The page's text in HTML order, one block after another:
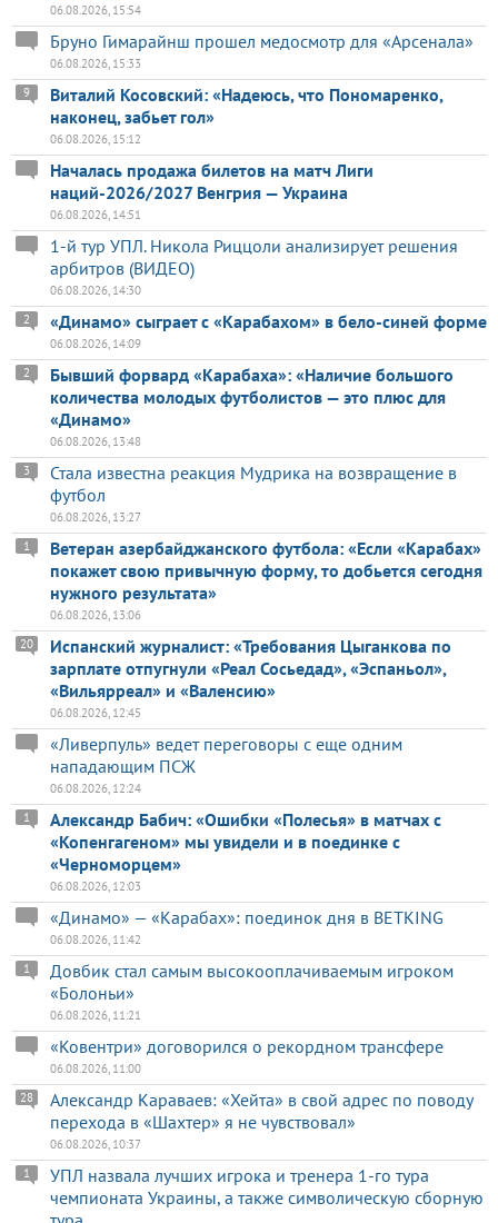
06.08.2026, 15:54
Бруно Гимарайнш прошел медосмотр для «Арсенала»
06.08.2026, 15:33
Виталий Косовский: «Надеюсь, что Пономаренко,
наконец, забьет гол»
9
06.08.2026, 15:12
Началась продажа билетов на матч Лиги
наций-2026/2027 Венгрия — Украина
06.08.2026, 14:51
1-й тур УПЛ. Никола Риццоли анализирует решения
арбитров (ВИДЕО)
06.08.2026, 14:30
«Динамо» сыграет с «Карабахом» в бело-синей форме
2
06.08.2026, 14:09
Бывший форвард «Карабаха»: «Наличие большого
количества молодых футболистов — это плюс для
«Динамо»
2
06.08.2026, 13:48
Стала известна реакция Мудрика на возвращение в
футбол
3
06.08.2026, 13:27
Ветеран азербайджанского футбола: «Если «Карабах»
покажет свою привычную форму, то добьется сегодня
нужного результата»
1
06.08.2026, 13:06
Испанский журналист: «Требования Цыганкова по
зарплате отпугнули «Реал Сосьедад», «Эспаньол»,
«Вильярреал» и «Валенсию»
20
06.08.2026, 12:45
«Ливерпуль» ведет переговоры с еще одним
нападающим ПСЖ
06.08.2026, 12:24
Александр Бабич: «Ошибки «Полесья» в матчах с
«Копенгагеном» мы увидели и в поединке с
«Черноморцем»
1
06.08.2026, 12:03
«Динамо» — «Карабах»: поединок дня в BETKING
06.08.2026, 11:42
Довбик стал самым высокооплачиваемым игроком
«Болоньи»
1
06.08.2026, 11:21
«Ковентри» договорился о рекордном трансфере
06.08.2026, 11:00
Александр Караваев: «Хейта» в свой адрес по поводу
перехода в «Шахтер» я не чувствовал»
28
06.08.2026, 10:37
УПЛ назвала лучших игрока и тренера 1-го тура
чемпионата Украины, а также символическую сборную
1